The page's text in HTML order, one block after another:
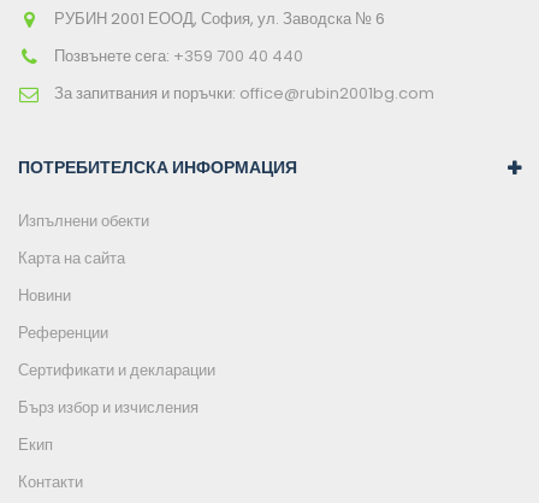
РУБИН 2001 ЕООД, София, ул. Заводска № 6
Позвънете сега: +359 700 40 440
За запитвания и поръчки: office@rubin2001bg.com
ПОТРЕБИТЕЛСКА ИНФОРМАЦИЯ
Изпълнени обекти
Карта на сайта
Новини
Референции
Сертификати и декларации
Бърз избор и изчисления
Екип
Контакти